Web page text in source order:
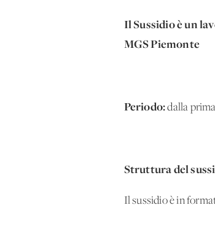
Il Sussidio è un
MGS Piemonte
Periodo:dalla
Struttura del
Il sussidio è in